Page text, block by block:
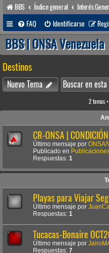
BBS Índice general Interés
FAQ
Identificarse
BBS | ONSA Venezuela
Destinos
Nuevo Tema
2 temas
CR-ONSA |
Último mensaje por ONSA/
Publicado en
Respuestas: 1
Playas para Viajar
Último mensaje por
Respuestas: 1
Tucacas-Bonaire
Último mensaje por
Respuestas: 7